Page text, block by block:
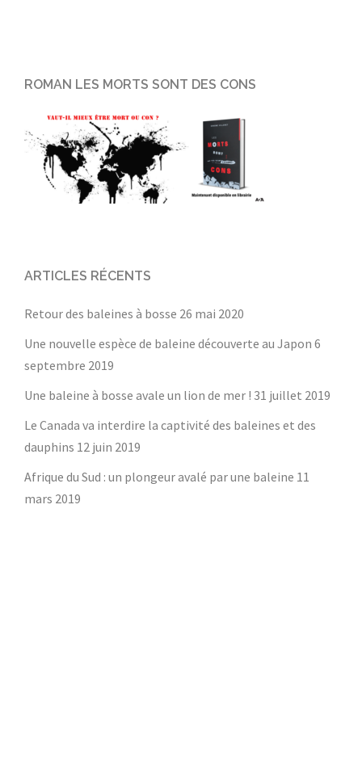
ROMAN LES MORTS SONT DES CONS
ARTICLES RÉCENTS
Retour des baleines à bosse 26 mai 2020
Une nouvelle espèce de baleine découverte au Japon 6
septembre 2019
Une baleine à bosse avale un lion de mer ! 31 juillet 2019
Le Canada va interdire la captivité des baleines et des
dauphins 12 juin 2019
Afrique du Sud : un plongeur avalé par une baleine 11
mars 2019